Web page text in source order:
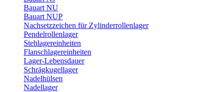
Bauart NU
Bauart NUP
Nachsetzzeichen für Zylinderrollenlager
Pendelrollenlager
Stehlagereinheiten
Flanschlagereinheiten
Lager-Lebensdauer
Schrägkugellager
Nadelhülsen
Nadellager